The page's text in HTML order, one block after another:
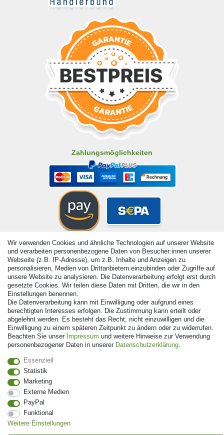
Zahlungsmöglichkeiten
© Copyright 2026 | Alle Rechte vorbehalten. - Alle Rechte
vorbehalten. Preisangaben inkl. gesetzl. 19% MwSt. |
Wir verwenden Cookies und ähnliche Technologien auf unserer Website
und verarbeiten personenbezogene Daten von Besucher:innen unserer
Webseite (z.B. IP-Adresse), um z.B. Inhalte und Anzeigen zu
personalisieren, Medien von Drittanbietern einzubinden oder Zugriffe auf
unsere Website zu analysieren. Die Datenverarbeitung erfolgt erst durch
gesetzte Cookies. Wir teilen diese Daten mit Dritten, die wir in den
Einstellungen benennen.
Die Datenverarbeitung kann mit Einwilligung oder aufgrund eines
berechtigten Interesses erfolgen. Die Zustimmung kann erteilt oder
abgelehnt werden. Es besteht das Recht, nicht einzuwilligen und die
Einwilligung zu einem späteren Zeitpunkt zu ändern oder zu widerrufen.
Beachten Sie unser Impressum und weitere Hinweise zur Verwendung
personenbezogener Daten in unserer Daten­schutz­erklärung.
Essenziell
Statistik
Marketing
Externe Medien
PayPal
Funktional
Weitere Einstellungen